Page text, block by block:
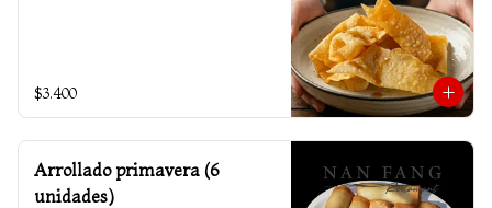
$3.400
Arrollado primavera (6
unidades)